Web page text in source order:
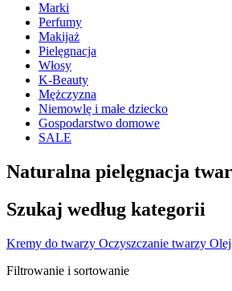
Marki
Perfumy
Makijaż
Pielęgnacja
Włosy
K-Beauty
Mężczyzna
Niemowlę i małe dziecko
Gospodarstwo domowe
SALE
Naturalna pielęgnacja
Szukaj według kategorii
Kremy do twarzy Oczyszczanie twarzy
Filtrowanie i sortowanie